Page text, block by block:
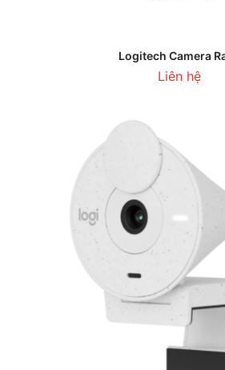
Logitech Camera
Liên hệ